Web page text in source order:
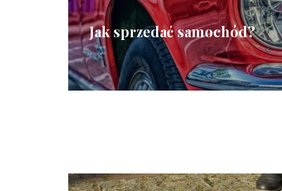
Jak sprzedać samochód?